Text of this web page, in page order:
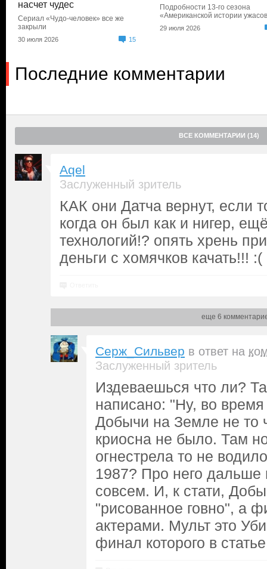
насчет чудес
Сериал «Чудо-человек» все же
закрыли
30 июля 2026 15
Подробности 13-го сезона
«Американской истории
29 июля 2026
Последние комментарии
ВСЕ КОММЕНТАРИИ (14)
Aqel
Заслуженный зритель
КАК они Датча вернут, если
когда он был как и нигер,
технологий!? опять хрень
деньги с хомячков качать!!! :(
еще 6
Серж_Сильвер в ответ на
Заслуженный зритель
Издеваешься что ли?
написано: "Ну, во
Добычи на Земле не то
криосна не было. Там
огнестрела то не
1987? Про него дальше
совсем. И, к стати,
"рисованное говно", а
актерами. Мульт это
финал которого в